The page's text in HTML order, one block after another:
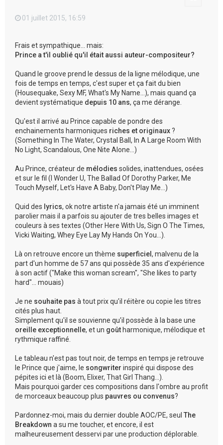
01 juillet 2015, 16:59
Frais et sympathique... mais:
Prince a t'il oublié qu'il était aussi auteur-compositeur?
Quand le groove prend le dessus de la ligne mélodique, une
fois de temps en temps, c'est super et ça fait du bien
(Housequake, Sexy MF, What's My Name...), mais quand ça
devient systématique depuis 10 ans, ça me dérange.
Qu'est il arrivé au Prince capable de pondre des
enchainements harmoniques riches et originaux?
(Something In The Water, Crystal Ball, In A Large Room With
No Light, Scandalous, One Nite Alone...)
Au Prince, créateur de mélodies solides, inattendues, osées
et sur le fil (I Wonder U, The Ballad Of Dorothy Parker, Me
Touch Myself, Let's Have A Baby, Don't Play Me...)
Quid des lyrics, ok notre artiste n'a jamais été un imminent
parolier mais il a parfois su ajouter de tres belles images et
couleurs à ses textes (Other Here With Us, Sign O The Times,
Vicki Waiting, Whey Eye Lay My Hands On You...).
Là on retrouve encore un thème superficiel , malvenu de la
part d'un homme de 57 ans qui possède 35 ans d'expérience
à son actif ("Make this woman scream", "She likes to party
hard"... mouais)
Je ne souhaite pas à tout prix qu'il réitère ou copie les titres
cités plus haut.
Simplement qu'il se souvienne qu'il possède à la base une
oreille exceptionnelle, et un goût harmonique, mélodique et
rythmique raffiné.
Le tableau n'est pas tout noir, de temps en temps je retrouve
le Prince que j'aime, le songwriter inspiré qui dispose des
pépites ici et là (Boom, Elixer, That Girl Thang...).
Mais pourquoi garder ces compositions dans l'ombre au profit
de morceaux beaucoup plus pauvres ou convenus?
Pardonnez-moi, mais du dernier double AOC/PE, seul The
Breakdown a su me toucher, et encore, il est
malheureusement desservi par une production déplorable.